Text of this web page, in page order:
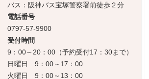
バス：阪神バス宝塚警察署前徒歩２分
電話番号
0797-57-9900
受付時間
9：00～20：00（予約受付17：30まで）
日曜日 9：00～17：00
火曜日 9：00～13：00